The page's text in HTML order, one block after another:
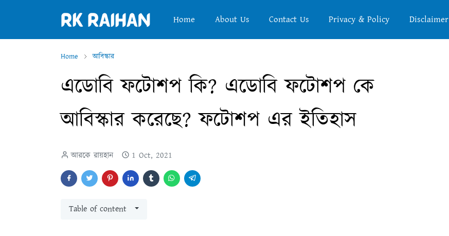
Home About Us Contact Us Privacy & Policy Disclaimer
Home আবিস্কার
এডোবি ফটোশপ কি? এডোবি ফটোশপ কে
আবিস্কার করেছে? ফটোশপ এর ইতিহাস
আরকে রায়হান 1 Oct, 2021
Table of content